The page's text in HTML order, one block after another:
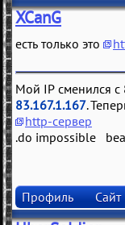
XCanG
есть только это
Мой IP сменился
83.167.1.167.
http-сервер
.do impossible
Профиль Сайт